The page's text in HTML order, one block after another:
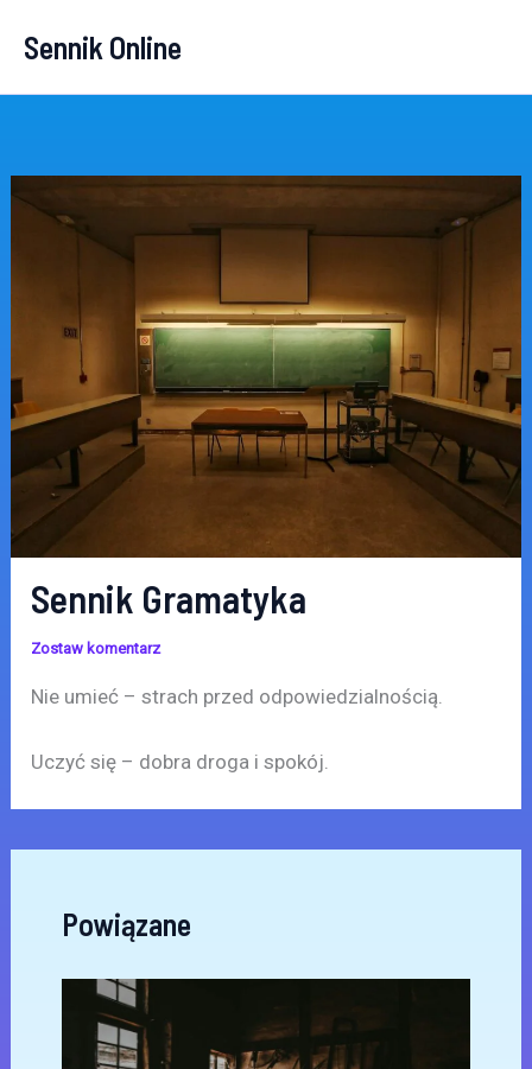
Sennik Online
Sennik Gramatyka
Zostaw komentarz
Nie umieć – strach przed odpowiedzialnością.
Uczyć się – dobra droga i spokój.
Powiązane